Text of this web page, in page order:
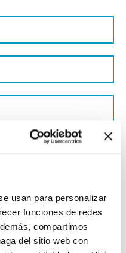
usan para personalizar
funciones de redes
compartimos
del sitio web con
ministerio de IFES de todo el
tus oraciones.
a nosotros!